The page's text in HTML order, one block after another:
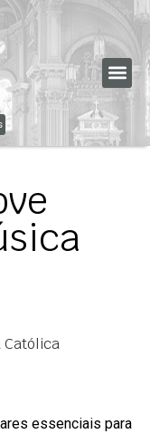
Católica
essenciais para